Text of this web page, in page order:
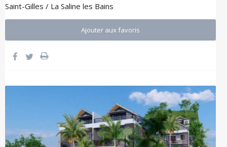
Saint-Gilles / La Saline les Bains
Ajouter aux favoris